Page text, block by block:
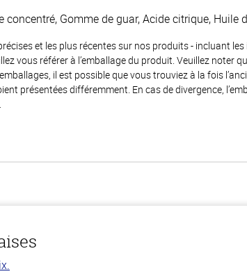
concentré, Gomme de guar, Acide citrique, Huile
et les plus récentes sur nos produits - incluant
vous référer à l’emballage du produit. Veuillez noter
il est possible que vous trouviez à la fois
présentées différemment. En cas de divergence,